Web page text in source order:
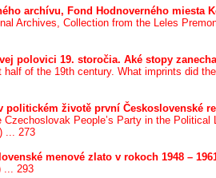
archívu, Fond Hodnoverného miesta
Archives, Collection from the Leles
polovici 19. storočia. Aké stopy
of the 19th century. What imprints did
životě první Československé
People’s Party in the Political
... 273
menové zlato v rokoch 1948 –
... 293